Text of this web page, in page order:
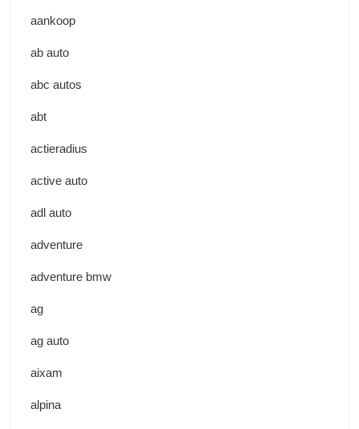
aankoop
ab auto
abc autos
abt
actieradius
active auto
adl auto
adventure
adventure bmw
ag
ag auto
aixam
alpina